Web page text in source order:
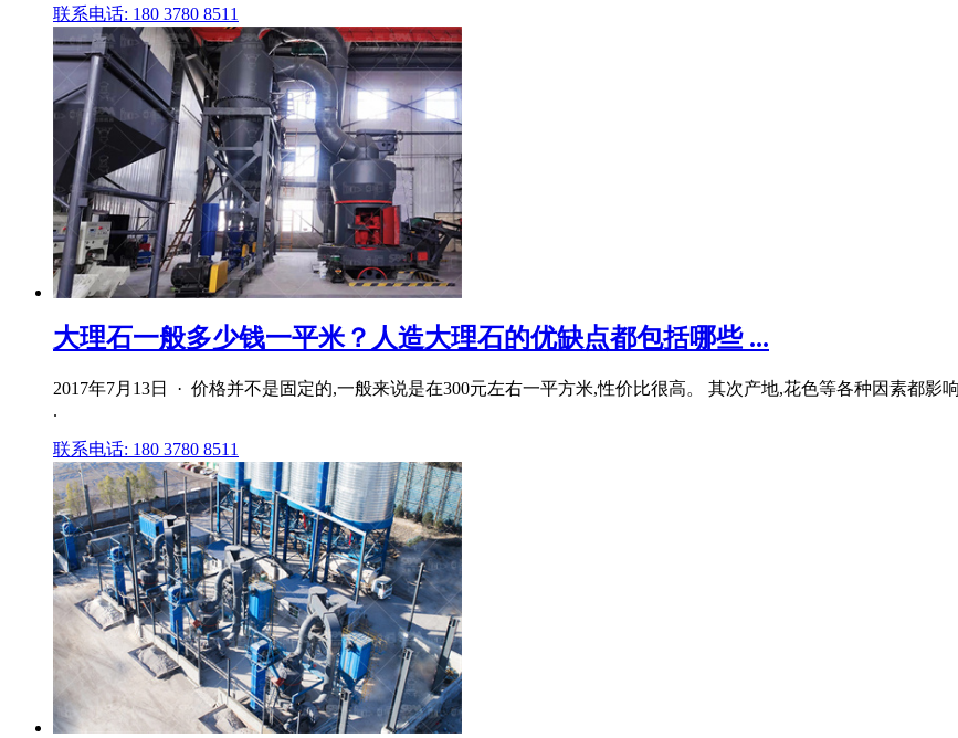
联系电话: 180 3780 8511
大理石一般多少钱一平米？人造大理石的优缺点都包括哪些 ...
2017年7月13日 · 价格并不是固定的,一般来说是在300元左右一平方米,性价比很高。 其次产地,花色等各种因素都影
.
联系电话: 180 3780 8511